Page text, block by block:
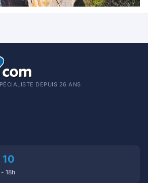
DEPUIS 26 ANS
18h